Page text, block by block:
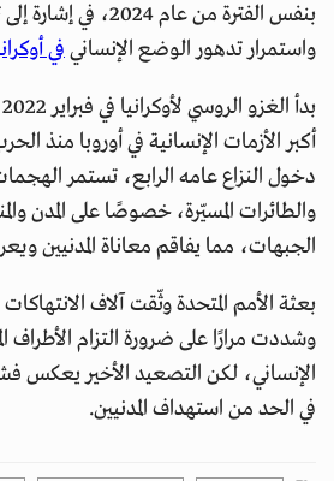
بنفس الفترة من عام
واستمرار تدهور الوضع الإنسانيفي
أكبر الأزمات الإنسانية في أوروبا منذ
دخول النزاع عامه الرابع، تستمر
والطائرات المسيّرة، خصوصًا على المدن
الجبهات، مما يفاقم معاناة المدنيين
بعثة الأمم المتحدة وثّقت آلاف
وشددت مرارًا على ضرورة التزام الأطراف
الإنساني، لكن التصعيد الأخير يعكس
في الحد من استهداف المدنيين.